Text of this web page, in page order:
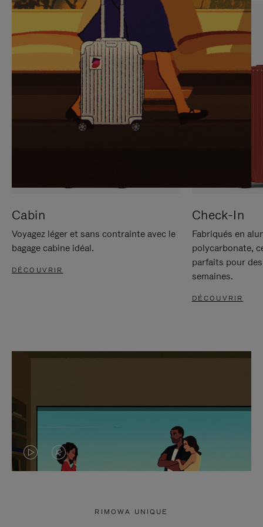
SUR
POUR
METTRE
PAUSE
VEUILLEZ
CLIQUER
POUR
RÉACTIVER
LE
SON
Cabin
Voyagez léger et sans contrainte avec le
bagage cabine idéal.
DÉCOUVRIR
Check-In
Fabriqués en
polycarbonate,
parfaits pour
semaines.
DÉCOUVRIR
LA LE
RIMOWA UNIQUE